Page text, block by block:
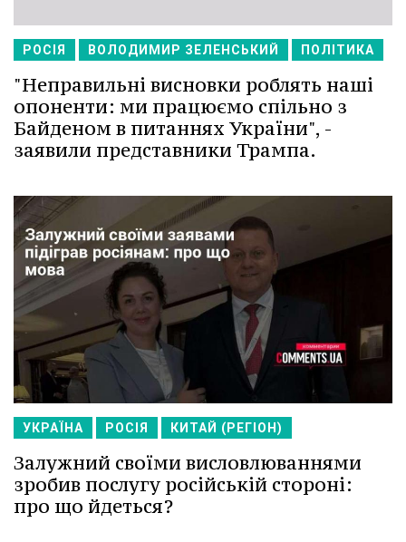
РОСІЯ ВОЛОДИМИР ЗЕЛЕНСЬКИЙ ПОЛІТИКА
"Неправильні висновки роблять наші
опоненти: ми працюємо спільно з
Байденом в питаннях України", -
заявили представники Трампа.
УКРАЇНА РОСІЯ КИТАЙ (РЕГІОН)
Залужний своїми висловлюваннями
зробив послугу російській стороні:
про що йдеться?